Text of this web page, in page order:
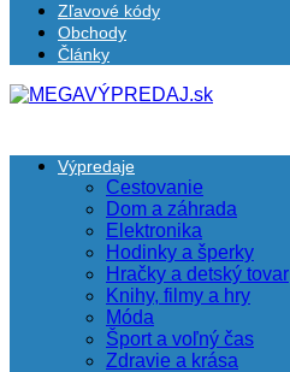
Zľavové kódy
Obchody
Články
Výpredaje
Cestovanie
Dom a záhrada
Elektronika
Hodinky a šperky
Hračky a detský tovar
Knihy, filmy a hry
Móda
Šport a voľný čas
Zdravie a krása